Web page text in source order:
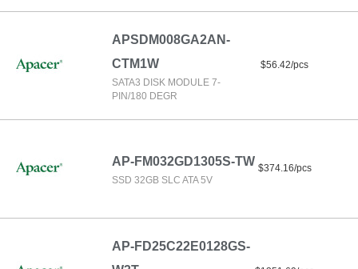
APSDM008GA2AN-
CTM1W
SATA3 DISK MODULE 7-
PIN/180 DEGR
$56.42/pcs
AP-FM032GD1305S-TW
SSD 32GB SLC ATA 5V
$374.16/pcs
AP-FD25C22E0128GS-